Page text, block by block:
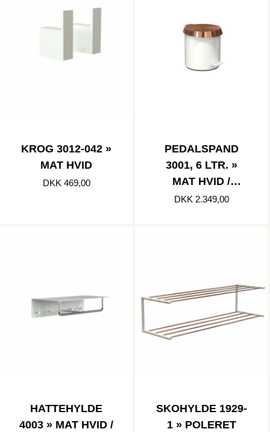
KROG 3012-042 »
MAT HVID
DKK 469,00
PEDALSPAND
3001, 6 LTR. »
MAT HVID /
BØRSTET
DKK 2.349,00
HATTEHYLDE
4003 » MAT HVID /
SKOHYLDE 1929-
1 » POLERET